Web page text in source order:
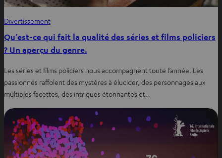
Divertissement
Qu’est-ce qui fait la qualité des séries et films policiers
? Un aperçu du genre.
Les séries et films policiers nous accompagnent toute l’année. Les
passionnés raffolent des mystères à élucider, des personnages aux
multiples facettes, des intrigues étonnantes et…